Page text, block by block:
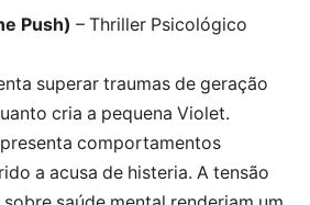
Push) – Thriller Psicológico
superar traumas de geração
cria a pequena Violet.
comportamentos
a acusa de histeria. A tensão